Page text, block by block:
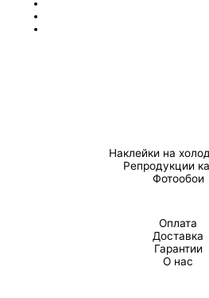
Наклейки на
Репродукции
Фотообои
Оплата
Доставка
Гарантии
О нас